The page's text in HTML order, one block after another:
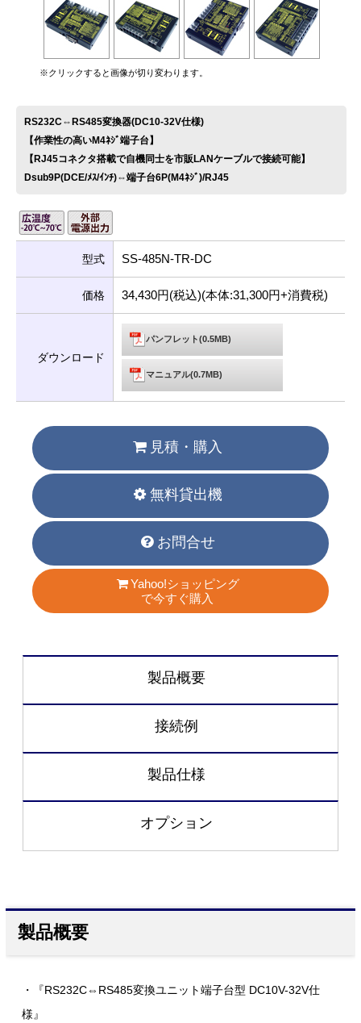
※クリックすると画像が切り変わります。
RS232C⇔RS485変換器(DC10-32V仕様)
【作業性の高いM4ﾈｼﾞ端子台】
【RJ45コネクタ搭載で自機同士を市販LANケーブルで接続可能】
Dsub9P(DCE/ﾒｽ/ｲﾝﾁ)⇔端子台6P(M4ﾈｼﾞ)/RJ45
型式 SS-485N-TR-DC
価格 34,430円(税込)(本体:31,300円+消費税)
ダウンロード
パンフレット(0.5MB)
マニュアル(0.7MB)
見積・購入
無料貸出機
お問合せ
Yahoo!ショッピング
で今すぐ購入
製品概要
接続例
製品仕様
オプション
製品概要
・『RS232C⇔RS485変換ユニット端子台型 DC10V-32V仕
様』